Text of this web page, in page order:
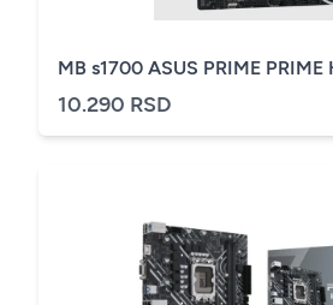
MB s1700 ASUS PRIME
10.290 RSD